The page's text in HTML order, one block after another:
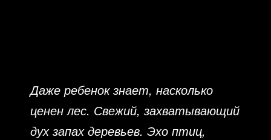
Даже ребенок знает, насколько
ценен лес. Свежий, захватывающий
дух запах деревьев. Эхо птиц,